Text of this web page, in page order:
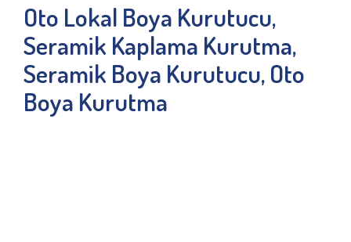
Oto Lokal Boya Kurutucu,
Seramik Kaplama Kurutma,
Seramik Boya Kurutucu, Oto
Boya Kurutma